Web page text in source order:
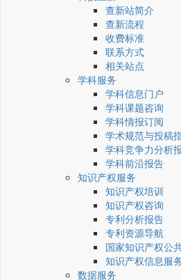
查新站简介
查新流程
收费标准
联系方式
相关站点
学科服务
学科信息门户
学科课题咨询
学科情报订阅
学术规范与投稿
学科竞争力分析
学科前沿报告
知识产权服务
知识产权培训
知识产权咨询
专利分析报告
专利资源导航
国家知识产权公
知识产权信息服
数据服务